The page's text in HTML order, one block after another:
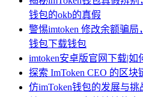
钱包的okb的真假
警惕imtoken 修改余额骗
钱包下载钱包
imtoken安卓版官网下载|如
探索 ImToken CEO 的区块
仿imToken钱包的发展与挑